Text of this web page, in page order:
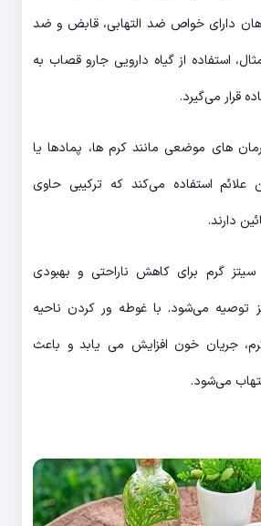
دارای خواص ضد التهابی، قابض و ضد
استفاده از گیاه دارویی جارو قصاب به
قرار می‌گیرد.
های موضعی مانند کرم ها، پمادها یا
استفاده می‌کند که ترکیبی حاوی
دارند.
گرم برای کاهش ناراحتی و بهبودی
توصیه می‌شود. با غوطه ور کردن ناحیه
جریان خون افزایش می یابد و باعث
می‌شود.